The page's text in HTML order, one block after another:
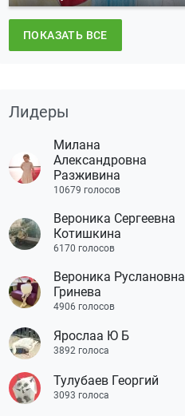
ПОКАЗАТЬ ВСЕ
Лидеры
Милана
Александровна
Разживина
10679 голосов
Вероника Сергеевна
Котишкина
6170 голосов
Вероника Руслановна
Гринева
4906 голосов
Ярослаа Ю Б
3892 голоса
Тулубаев Георгий
3093 голоса